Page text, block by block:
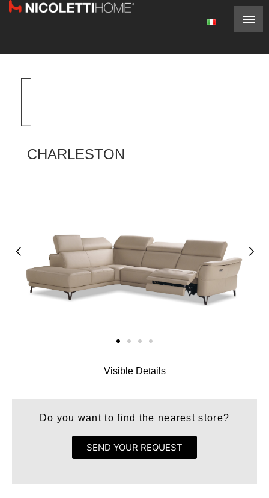
CHARLESTON
Visible Details
Do you want to find the nearest store?
SEND YOUR REQUEST